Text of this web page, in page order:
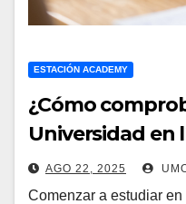
ESTACIÓN ACADEMY
¿Cómo
Universidad en
AGO 22, 2025
Comenzar a estudiar